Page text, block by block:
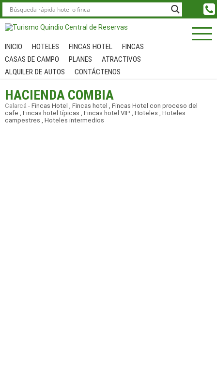
INICIO HOTELES FINCAS HOTEL
FINCAS
CASAS DE CAMPO
PLANES
ATRACTIVOS
ALQUILER DE AUTOS
CONTÁCTENOS
HACIENDA COMBIA
Calarcá - Fincas Hotel , Fincas hotel , Fincas Hotel con proceso del
cafe , Fincas hotel típicas , Fincas hotel VIP , Hoteles , Hoteles
campestres , Hoteles intermedios